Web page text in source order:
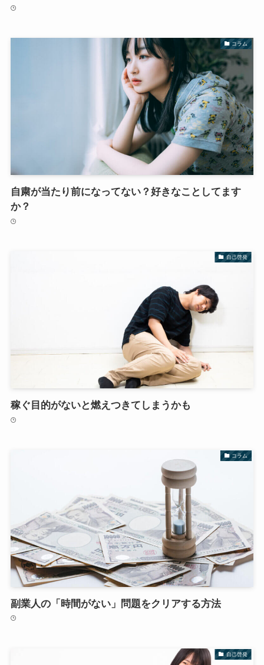
コラム
自粛が当たり前になってない？好きなことしてます
か？
自己啓発
稼ぐ目的がないと燃えつきてしまうかも
コラム
副業人の「時間がない」問題をクリアする方法
自己啓発